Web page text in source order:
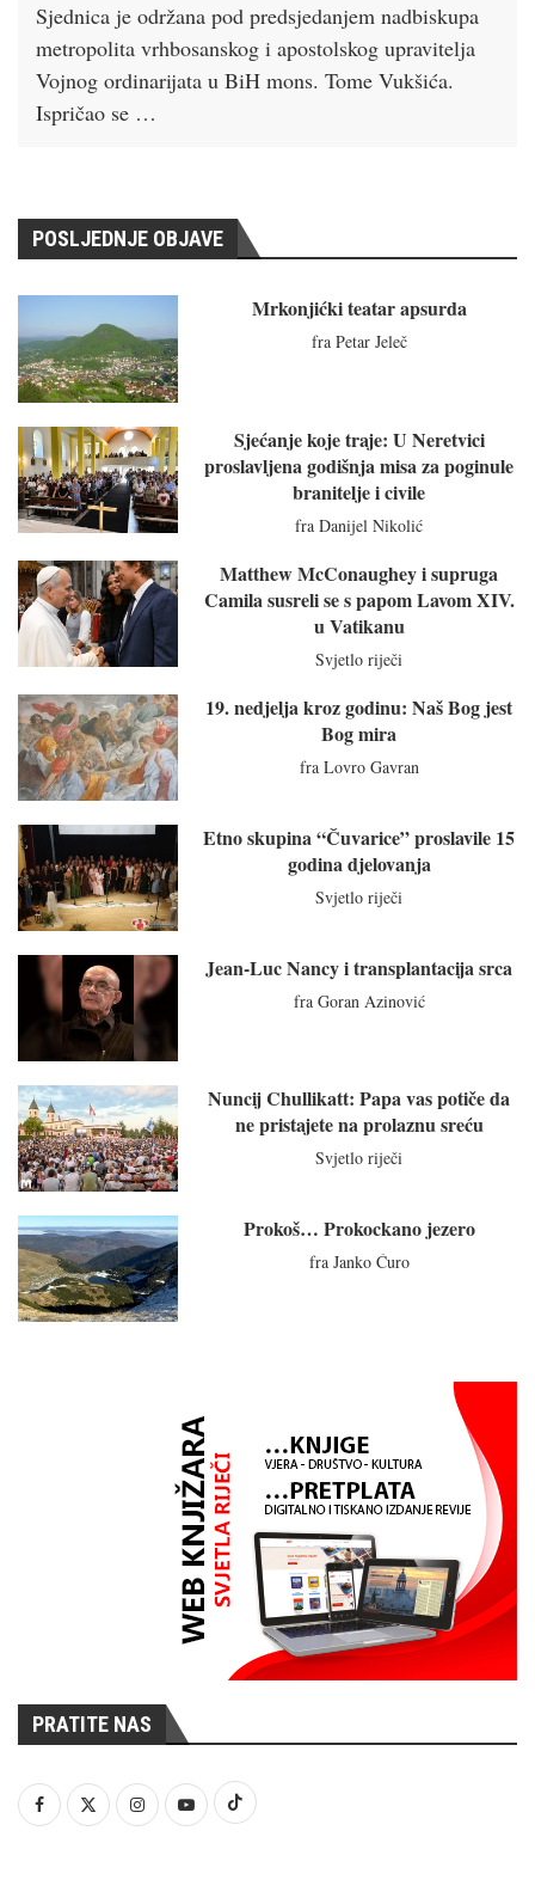
Sjednica je održana pod predsjedanjem nadbiskupa
metropolita vrhbosanskog i apostolskog upravitelja
Vojnog ordinarijata u BiH mons. Tome Vukšića.
Ispričao se …
POSLJEDNJE OBJAVE
Mrkonjićki teatar apsurda
fra Petar Jeleč
Sjećanje koje traje: U Neretvici
proslavljena godišnja misa za poginule
branitelje i civile
fra Danijel Nikolić
Matthew McConaughey i supruga
Camila susreli se s papom Lavom XIV.
u Vatikanu
Svjetlo riječi
19. nedjelja kroz godinu: Naš Bog jest
Bog mira
fra Lovro Gavran
Etno skupina “Čuvarice” proslavile 15
godina djelovanja
Svjetlo riječi
Jean-Luc Nancy i transplantacija srca
fra Goran Azinović
Nuncij Chullikatt: Papa vas potiče da
ne pristajete na prolaznu sreću
Svjetlo riječi
Prokoš… Prokockano jezero
fra Janko Ćuro
PRATITE NAS